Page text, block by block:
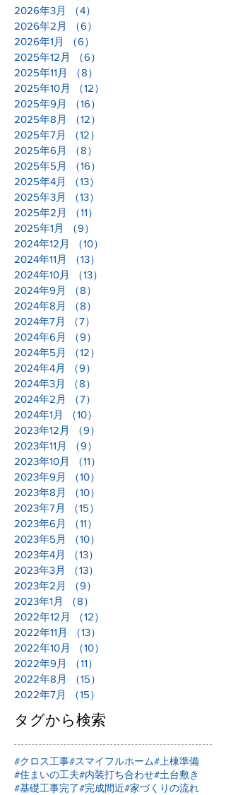
2026年3月
（4）
2026年2月
（6）
2026年1月
（6）
2025年12月
（6）
2025年11月
（8）
2025年10月
（12）
2025年9月
（16）
2025年8月
（12）
2025年7月
（12）
2025年6月
（8）
2025年5月
（16）
2025年4月
（13）
2025年3月
（13）
2025年2月
（11）
2025年1月
（9）
2024年12月
（10）
2024年11月
（13）
2024年10月
（13）
2024年9月
（8）
2024年8月
（8）
2024年7月
（7）
2024年6月
（9）
2024年5月
（12）
2024年4月
（9）
2024年3月
（8）
2024年2月
（7）
2024年1月
（10）
2023年12月
（9）
2023年11月
（9）
2023年10月
（11）
2023年9月
（10）
2023年8月
（10）
2023年7月
（15）
2023年6月
（11）
2023年5月
（10）
2023年4月
（13）
2023年3月
（13）
2023年2月
（9）
2023年1月
（8）
2022年12月
（12）
2022年11月
（13）
2022年10月
（10）
2022年9月
（11）
2022年8月
（15）
2022年7月
（15）
タグから検索
#クロス工事#スマイフルホーム#上棟準備
#住まいの工夫#内装打ち合わせ#土台敷き
#基礎工事完了#完成間近#家づくりの流れ